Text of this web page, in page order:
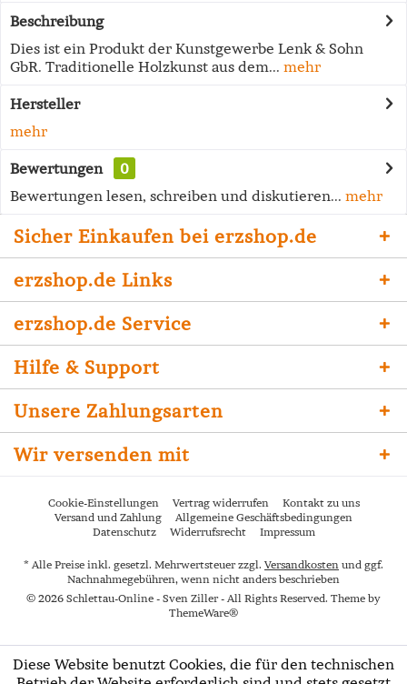
Beschreibung
Dies ist ein Produkt der Kunstgewerbe Lenk & Sohn
GbR. Traditionelle Holzkunst aus dem... mehr
Hersteller
mehr
Bewertungen
0
Bewertungen lesen, schreiben und diskutieren... mehr
Sicher Einkaufen bei erzshop.de
erzshop.de Links
erzshop.de Service
Hilfe & Support
Unsere Zahlungsarten
Wir versenden mit
Cookie-Einstellungen Vertrag widerrufen
Kontakt zu uns
Versand und Zahlung
Allgemeine Geschäftsbedingungen
Datenschutz
Widerrufsrecht Impressum
* Alle Preise inkl. gesetzl. Mehrwertsteuer zzgl. Versandkosten und ggf.
Nachnahmegebühren, wenn nicht anders beschrieben
© 2026 Schlettau-Online - Sven Ziller - All Rights Reserved. Theme by
ThemeWare®
Diese Website benutzt Cookies, die für den technischen